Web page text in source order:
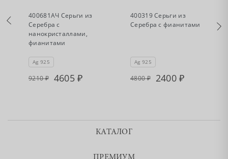
400681АЧ Серьги из
Серебра с
нанокристаллами,
фианитами
Ag 925
9210 4605
400319 Серьги из
Серебра с фианитами
Ag 925
4800 2400
КАТАЛОГ